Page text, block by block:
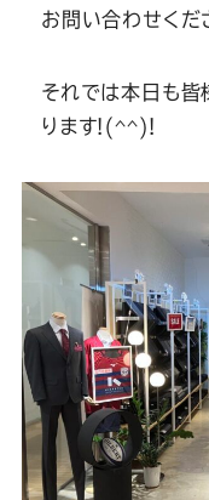
お問い合わせくだ
それでは本日も皆
ります!(^^)!